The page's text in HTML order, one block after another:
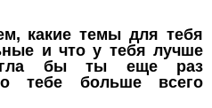
какие темы для тебя
и что у тебя лучше
бы ты еще раз
тебе больше всего